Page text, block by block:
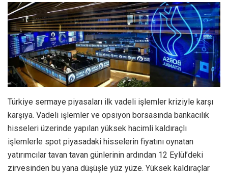
Türkiye sermaye piyasaları ilk vadeli işlemler kriziyle karşı
karşıya. Vadeli işlemler ve opsiyon borsasında bankacılık
hisseleri üzerinde yapılan yüksek hacimli kaldıraçlı
işlemlerle spot piyasadaki hisselerin fiyatını oynatan
yatırımcılar tavan tavan günlerinin ardından 12 Eylül’deki
zirvesinden bu yana düşüşle yüz yüze. Yüksek kaldıraçlar